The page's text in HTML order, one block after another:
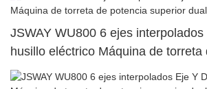
JSWAY WU800 6 ejes
husillo eléctrico Máquina de torreta
superior dual91